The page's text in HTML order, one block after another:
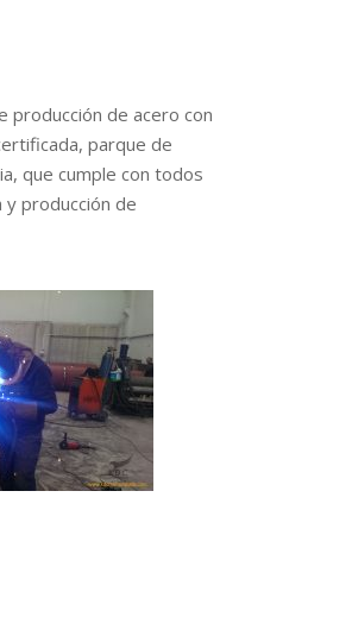
producción de acero con
parque de
que cumple con todos
producción de